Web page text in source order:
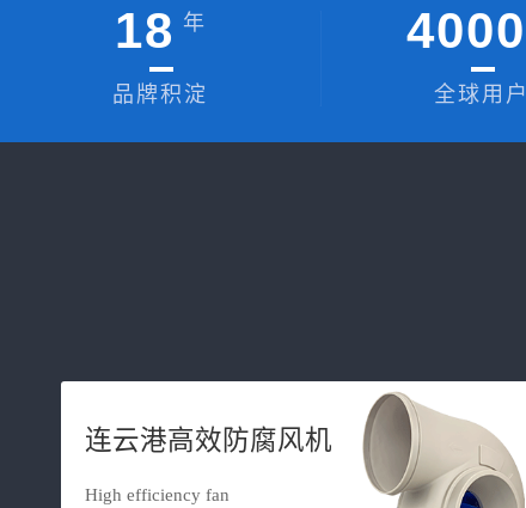
18 年
品牌积淀
4000
全球用户
连云港高效防腐风机
High efficiency fan